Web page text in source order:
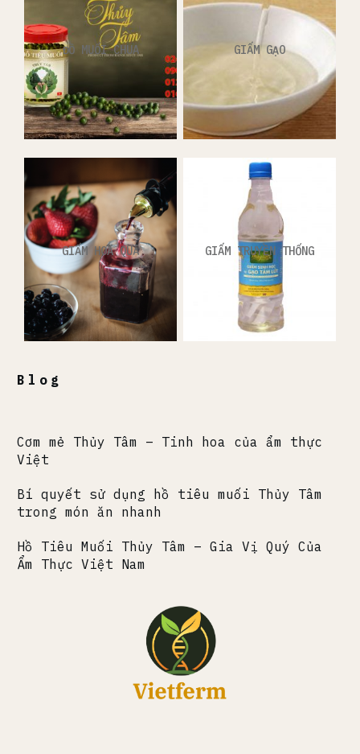
ĐỒ MUỐI CHUA GIẤM GẠO
GIẤM HOA QUẢ GIẤM TRUYỀN THỐNG
Blog
Cơm mẻ Thủy Tâm – Tinh hoa của ẩm thực
Việt
Bí quyết sử dụng hồ tiêu muối Thủy Tâm
trong món ăn nhanh
Hồ Tiêu Muối Thủy Tâm – Gia Vị Quý Của
Ẩm Thực Việt Nam